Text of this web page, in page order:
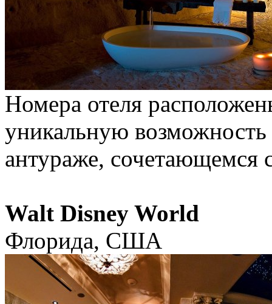
Номера отеля
уникальную
антураже, сочетающемся
Walt Disney World
Флорида, США